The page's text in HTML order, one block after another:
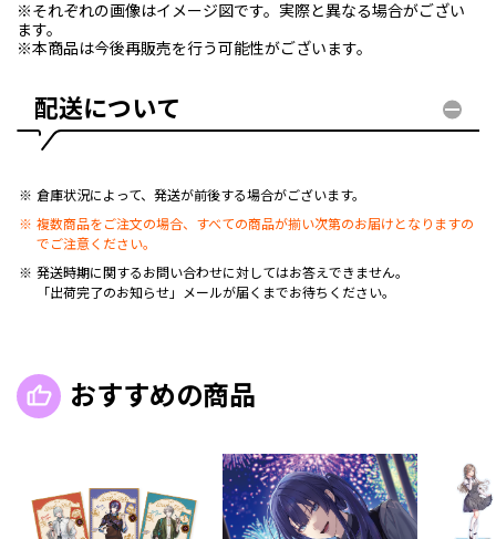
※それぞれの画像はイメージ図です。実際と異なる場合がござい
ます。
※本商品は今後再販売を行う可能性がございます。
配送について
倉庫状況によって、発送が前後する場合がございます。
複数商品をご注文の場合、すべての商品が揃い次第のお届けとなりますの
でご注意ください。
発送時期に関するお問い合わせに対してはお答えできません。
「出荷完了のお知らせ」メールが届くまでお待ちください。
おすすめの商品